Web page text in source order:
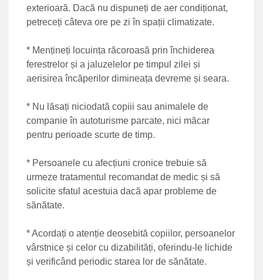
exterioară. Dacă nu dispuneți de aer condiționat,
petreceți câteva ore pe zi în spații climatizate.
* Mențineți locuința răcoroasă prin închiderea
ferestrelor și a jaluzelelor pe timpul zilei și
aerisirea încăperilor dimineața devreme și seara.
* Nu lăsați niciodată copiii sau animalele de
companie în autoturisme parcate, nici măcar
pentru perioade scurte de timp.
* Persoanele cu afecțiuni cronice trebuie să
urmeze tratamentul recomandat de medic și să
solicite sfatul acestuia dacă apar probleme de
sănătate.
* Acordați o atenție deosebită copiilor, persoanelor
vârstnice și celor cu dizabilități, oferindu-le lichide
și verificând periodic starea lor de sănătate.